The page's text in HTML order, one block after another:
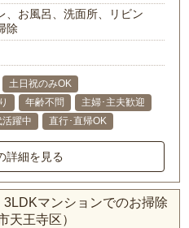
、お風呂、洗面所、リビン
除
土日祝のみOK
年齢不問
主婦･主夫歓迎
躍中 直行･直帰OK
詳細を見る
マンションでのお掃除
天王寺区）